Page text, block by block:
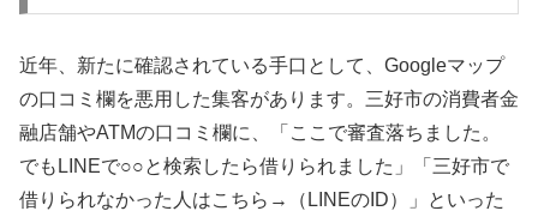
近年、新たに確認されている手口として、Googleマップ
の口コミ欄を悪用した集客があります。三好市の消費者金
融店舗やATMの口コミ欄に、「ここで審査落ちました。
でもLINEで○○と検索したら借りられました」「三好市で
借りられなかった人はこちら→（LINEのID）」といった